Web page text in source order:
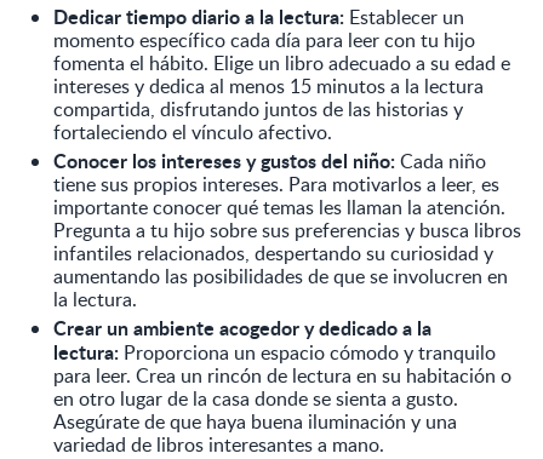
Dedicar tiempo diario a la lectura: Establecer un
momento específico cada día para leer con tu hijo
fomenta el hábito. Elige un libro adecuado a su edad e
intereses y dedica al menos 15 minutos a la lectura
compartida, disfrutando juntos de las historias y
fortaleciendo el vínculo afectivo.
Conocer los intereses y gustos del niño:Cada niño
tiene sus propios intereses. Para motivarlos a leer, es
importante conocer qué temas les llaman la atención.
Pregunta a tu hijo sobre sus preferencias y busca libros
infantiles relacionados, despertando su curiosidad y
aumentando las posibilidades de que se involucren en
la lectura.
Crear un ambiente acogedor y dedicado a la
lectura: Proporciona un espacio cómodo y tranquilo
para leer. Crea un rincón de lectura en su habitación o
en otro lugar de la casa donde se sienta a gusto.
Asegúrate de que haya buena iluminación y una
variedad de libros interesantes a mano.